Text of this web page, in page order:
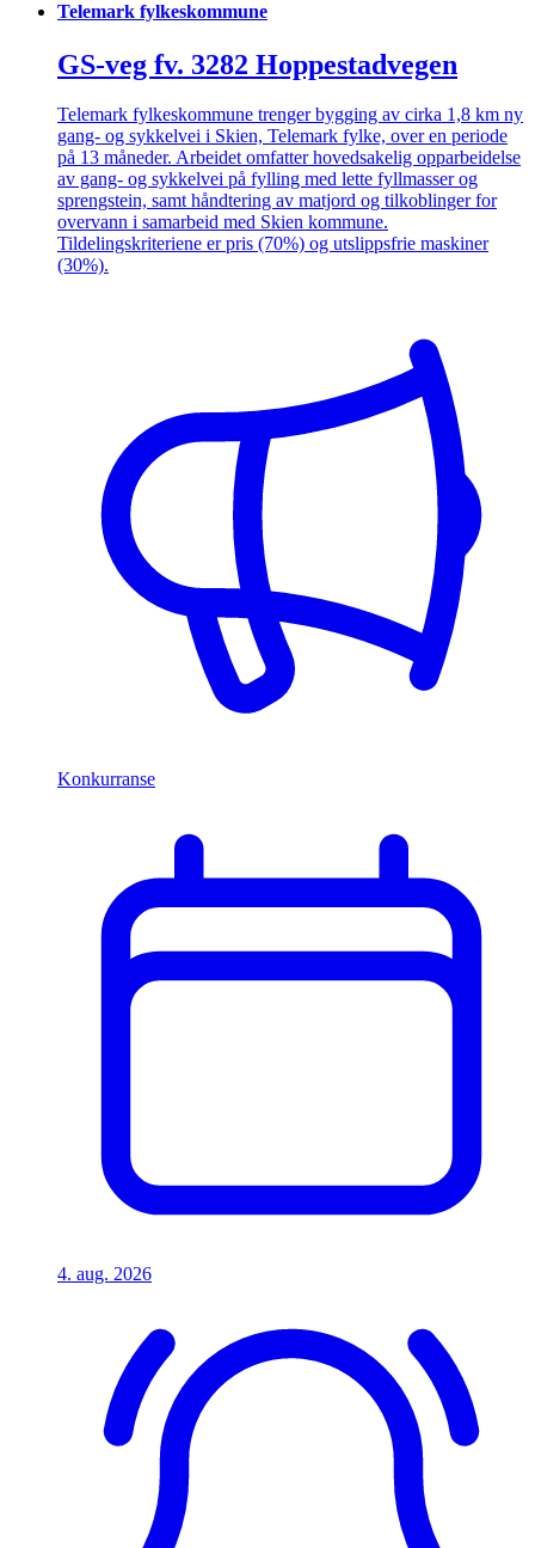
Telemark fylkeskommune
GS-veg fv. 3282 Hoppestadvegen
Telemark fylkeskommune trenger bygging av cirka 1,8 km ny
gang- og sykkelvei i Skien, Telemark fylke, over en periode
på 13 måneder. Arbeidet omfatter hovedsakelig opparbeidelse
av gang- og sykkelvei på fylling med lette fyllmasser og
sprengstein, samt håndtering av matjord og tilkoblinger for
overvann i samarbeid med Skien kommune.
Tildelingskriteriene er pris (70%) og utslippsfrie maskiner
(30%).
Konkurranse
4. aug. 2026